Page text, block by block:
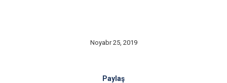
Noyabr 25, 2019
Paylaş